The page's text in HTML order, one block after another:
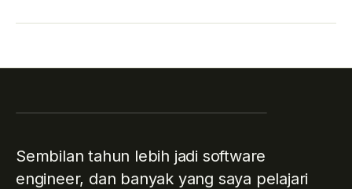
Sembilan tahun lebih jadi software
engineer, dan banyak yang saya pelajari